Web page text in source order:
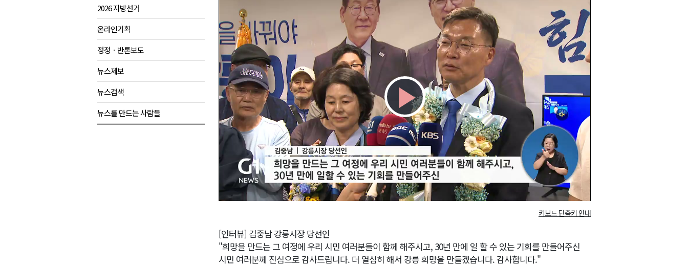
2026 지방선거
온라인기획
정정ㆍ반론보도
뉴스제보
뉴스검색
뉴스를 만드는 사람들
Play
Video
키보드 단축키 안내
[인터뷰] 김중남 강릉시장 당선인
"희망을 만드는 그 여정에 우리 시민 여러분들이 함께 해주시고, 30년 만에 일 할 수 있는 기회를 만들어주신
시민 여러분께 진심으로 감사드립니다. 더 열심히 해서 강릉 희망을 만들겠습니다. 감사합니다."